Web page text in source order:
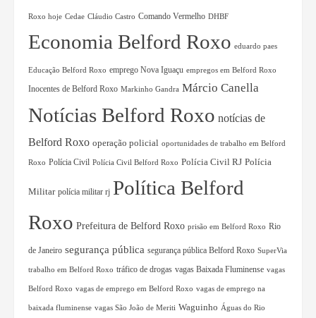
Roxo hoje Cedae Cláudio Castro Comando Vermelho DHBF
Economia Belford Roxo eduardo paes
Educação Belford Roxo emprego Nova Iguaçu empregos em Belford Roxo
Inocentes de Belford Roxo Markinho Gandra Márcio Canella
Notícias Belford Roxo notícias de
Belford Roxo operação policial oportunidades de trabalho em Belford
Roxo Polícia Civil Polícia Civil Belford Roxo Polícia Civil RJ Polícia
Militar polícia militar rj Política Belford
Roxo Prefeitura de Belford Roxo prisão em Belford Roxo Rio
de Janeiro segurança pública segurança pública Belford Roxo SuperVia
trabalho em Belford Roxo tráfico de drogas vagas Baixada Fluminense vagas
Belford Roxo vagas de emprego em Belford Roxo vagas de emprego na
baixada fluminense vagas São João de Meriti Waguinho Águas do Rio